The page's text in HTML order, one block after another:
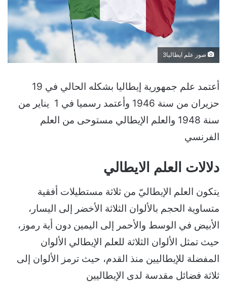
صور علم ايطاليا3
أعتمد علم جمهورية إيطاليا بشكله الحالي في 19
حزيران من سنة 1946 وأعتمد رسميا في 1 يناير من
سنة 1948 والعلم الإيطالي مستوحى من العلم
الفرنسي
دلالات العلم الايطالي
يتكون العلم الإيطاليّ من ثلاثة مستطيلات أفقية
متساوية الحجم بالألوان الثلاثة الأخضر إلى اليسار،
الأبيض في الوسط والأحمر إلى اليمين دون أية رموز،
حيث تمثل الألوان الثلاثة للعلم الإيطالي الألوان
المفضلة للإيطاليين منذ القدم، حيث ترمز الألوان إلى
ثلاثة فضائل مقدسة لدى الإيطاليين